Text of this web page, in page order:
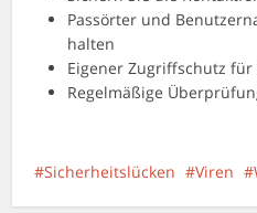
Passörter und
halten
Eigener Zugriffschutz
Regelmäßige
Sicherheitslücken Viren